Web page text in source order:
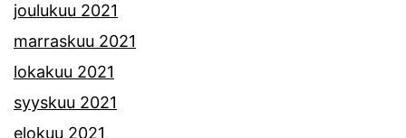
joulukuu 2021
marraskuu 2021
lokakuu 2021
syyskuu 2021
elokuu 2021